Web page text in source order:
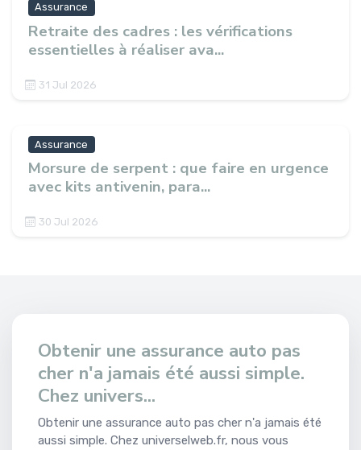
Assurance
Retraite des cadres : les vérifications
essentielles à réaliser ava...
31 Jul 2026
Assurance
Morsure de serpent : que faire en urgence
avec kits antivenin, para...
30 Jul 2026
Obtenir une assurance auto pas
cher n'a jamais été aussi simple.
Chez univers...
Obtenir une assurance auto pas cher n'a jamais été
aussi simple. Chez universelweb.fr, nous vous